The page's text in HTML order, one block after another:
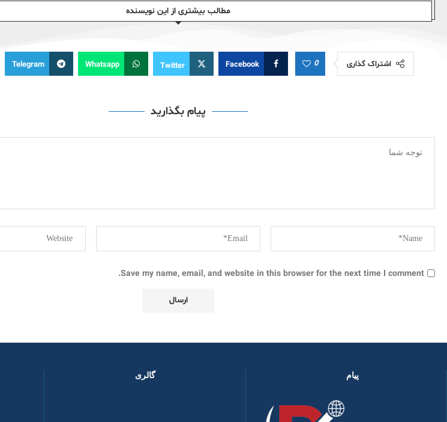
مطالب بیشتری از این نویسندە
اشتراک گذاری 0
Facebook
Twitter
Whatsapp
Telegram
پیام بگذارید
Save my name, email, and website in this browser for the next time I comment.
پیام گالری